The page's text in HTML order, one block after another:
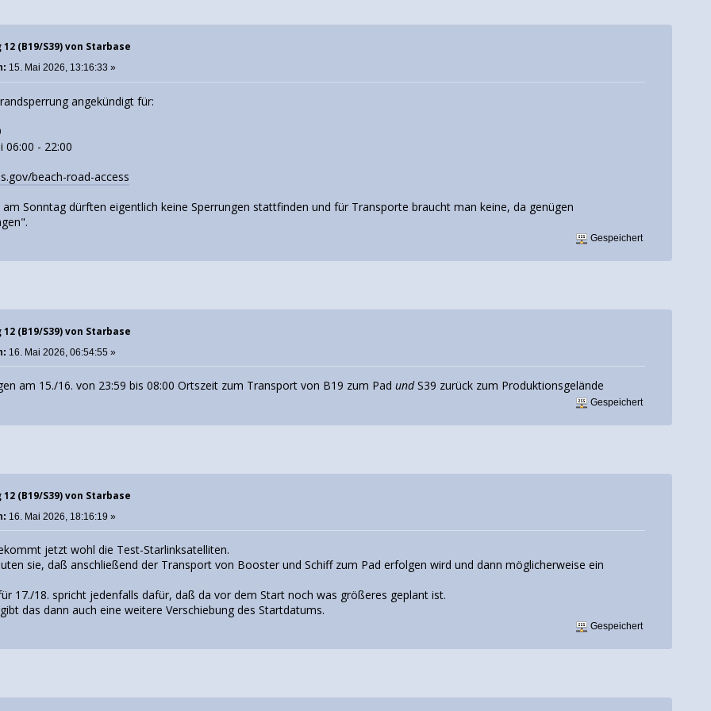
(B19/S39) von Starbase
15. Mai 2026, 13:16:33 »
angekündigt für:
06:00 - 22:00
beach-road-access
Sonntag dürften eigentlich keine Sperrungen stattfinden und für Transporte braucht man keine, da genügen
Gespeichert
(B19/S39) von Starbase
16. Mai 2026, 06:54:55 »
am 15./16. von 23:59 bis 08:00 Ortszeit zum Transport von B19 zum PadundS39 zurück zum Produktionsgelände
Gespeichert
(B19/S39) von Starbase
16. Mai 2026, 18:16:19 »
jetzt wohl die Test-Starlinksatelliten.
sie, daß anschließend der Transport von Booster und Schiff zum Pad erfolgen wird und dann möglicherweise ein
17./18. spricht jedenfalls dafür, daß da vor dem Start noch was größeres geplant ist.
das dann auch eine weitere Verschiebung des Startdatums.
Gespeichert